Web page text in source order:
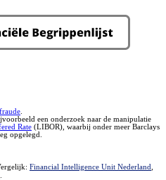
fraude
een onderzoek naar de manipulatie
Rate (LIBOR), waarbij onder meer Barclays
opgelegd.
Financial Intelligence Unit Nederland